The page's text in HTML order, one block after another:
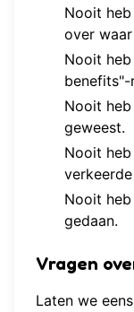
Nooit
over
Nooit
benefits"-
Nooit
geweest.
Nooit
Nooit
gedaan.
Vragen
Laten we